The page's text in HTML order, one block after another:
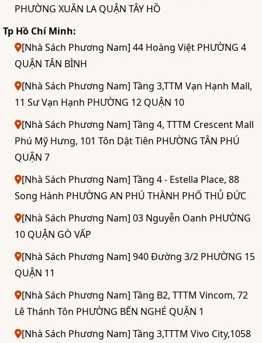
PHƯỜNG XUÂN LA QUẬN TÂY HỒ
Tp Hồ Chí Minh:
[Nhà Sách Phương Nam] 44 Hoàng Việt PHƯỜNG 4
QUẬN TÂN BÌNH
[Nhà Sách Phương Nam] Tầng 3,TTM Vạn Hạnh Mall,
11 Sư Vạn Hạnh PHƯỜNG 12 QUẬN 10
[Nhà Sách Phương Nam] Tầng 4, TTTM Crescent Mall
Phú Mỹ Hưng, 101 Tôn Dật Tiên PHƯỜNG TÂN PHÚ
QUẬN 7
[Nhà Sách Phương Nam] Tầng 4 - Estella Place, 88
Song Hành PHƯỜNG AN PHÚ THÀNH PHỐ THỦ ĐỨC
[Nhà Sách Phương Nam] 03 Nguyễn Oanh PHƯỜNG
10 QUẬN GÒ VẤP
[Nhà Sách Phương Nam] 940 Đường 3/2 PHƯỜNG 15
QUẬN 11
[Nhà Sách Phương Nam] Tầng B2, TTTM Vincom, 72
Lê Thánh Tôn PHƯỜNG BẾN NGHÉ QUẬN 1
[Nhà Sách Phương Nam] Tầng 3,TTTM Vivo City,1058